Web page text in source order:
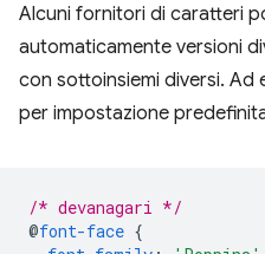
Alcuni fornitori di caratteri
automaticamente versioni
con sottoinsiemi diversi. Ad
per impostazione
/* devanagari */
@font-face {